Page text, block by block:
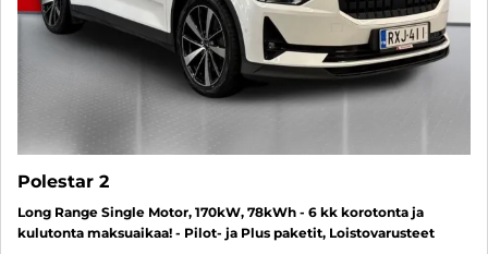
Polestar 2
Long Range Single Motor, 170kW, 78kWh - 6 kk korotonta ja
kulutonta maksuaikaa! - Pilot- ja Plus paketit, Loistovarusteet